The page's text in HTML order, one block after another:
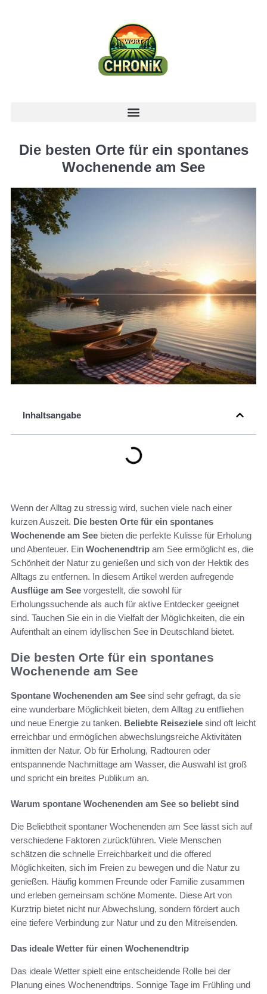
Die besten Orte für ein spontanes
Wochenende am See
Inhaltsangabe
Wenn der Alltag zu stressig wird, suchen viele nach einer
kurzen Auszeit. Die besten Orte für ein spontanes
Wochenende am See bieten die perfekte Kulisse für Erholung
und Abenteuer. Ein Wochenendtrip am See ermöglicht es, die
Schönheit der Natur zu genießen und sich von der Hektik des
Alltags zu entfernen. In diesem Artikel werden aufregende
Ausflüge am See vorgestellt, die sowohl für
Erholungssuchende als auch für aktive Entdecker geeignet
sind. Tauchen Sie ein in die Vielfalt der Möglichkeiten, die ein
Aufenthalt an einem idyllischen See in Deutschland bietet.
Die besten Orte für ein spontanes
Wochenende am See
Spontane Wochenenden am See sind sehr gefragt, da sie
eine wunderbare Möglichkeit bieten, dem Alltag zu entfliehen
und neue Energie zu tanken. Beliebte Reiseziele sind oft leicht
erreichbar und ermöglichen abwechslungsreiche Aktivitäten
inmitten der Natur. Ob für Erholung, Radtouren oder
entspannende Nachmittage am Wasser, die Auswahl ist groß
und spricht ein breites Publikum an.
Warum spontane Wochenenden am See so beliebt sind
Die Beliebtheit spontaner Wochenenden am See lässt sich auf
verschiedene Faktoren zurückführen. Viele Menschen
schätzen die schnelle Erreichbarkeit und die offered
Möglichkeiten, sich im Freien zu bewegen und die Natur zu
genießen. Häufig kommen Freunde oder Familie zusammen
und erleben gemeinsam schöne Momente. Diese Art von
Kurztrip bietet nicht nur Abwechslung, sondern fördert auch
eine tiefere Verbindung zur Natur und zu den Mitreisenden.
Das ideale Wetter für einen Wochenendtrip
Das ideale Wetter spielt eine entscheidende Rolle bei der
Planung eines Wochenendtrips. Sonnige Tage im Frühling und